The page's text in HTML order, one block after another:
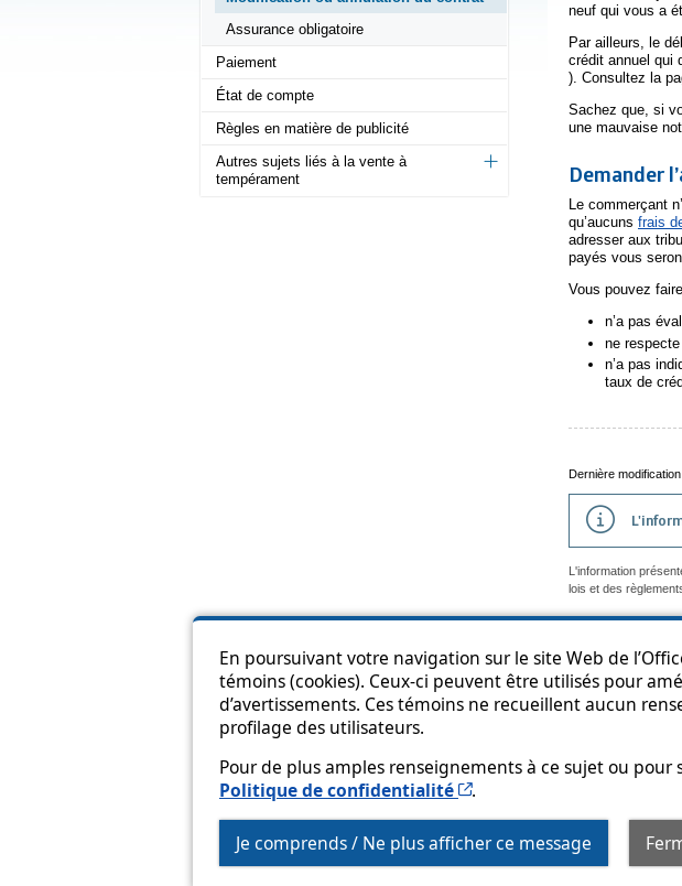
En poursuivant votre navigation sur le site Web de
témoins (cookies). Ceux-ci peuvent être utilisés pour
d’avertissements. Ces témoins ne recueillent aucun
profilage des utilisateurs.
Pour de plus amples renseignements à ce sujet ou
Politique de confidentialité
Cet hyperlien s’ouvrira
.
Je comprends / Ne plus afficher ce message
Assurance obligatoire
Paiement
État de compte
Règles en matière de publicité
Autres sujets liés à la vente à
tempérament
neuf qui vous a
Par ailleurs, le
crédit annuel qui
Cet hyperlien
). Consultez la
Sachez que, si
une mauvaise
Demander
Le commerçant
qu’aucuns frais
adresser aux
payés vous
Vous pouvez
n’a pas
ne
n’a pas
taux de
Dernière
L'information
lois et des
Plan du site Accessibilité
©